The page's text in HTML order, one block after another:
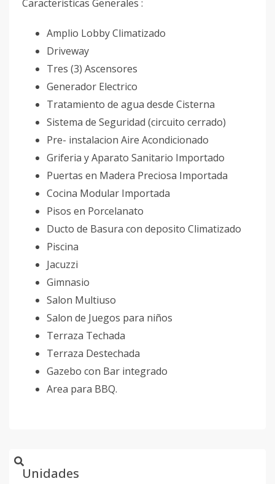
Caracteristicas Generales :
Amplio Lobby Climatizado
Driveway
Tres (3) Ascensores
Generador Electrico
Tratamiento de agua desde Cisterna
Sistema de Seguridad (circuito cerrado)
Pre- instalacion Aire Acondicionado
Griferia y Aparato Sanitario Importado
Puertas en Madera Preciosa Importada
Cocina Modular Importada
Pisos en Porcelanato
Ducto de Basura con deposito Climatizado
Piscina
Jacuzzi
Gimnasio
Salon Multiuso
Salon de Juegos para niños
Terraza Techada
Terraza Destechada
Gazebo con Bar integrado
Area para BBQ.
Unidades